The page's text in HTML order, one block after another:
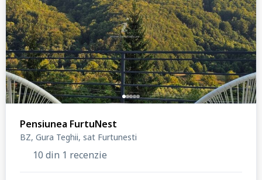
Pensiunea FurtuNest
BZ, Gura Teghii, sat Furtunesti
10 din 1 recenzie